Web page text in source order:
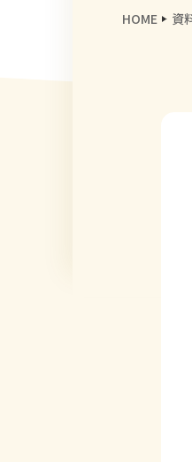
HOME 資